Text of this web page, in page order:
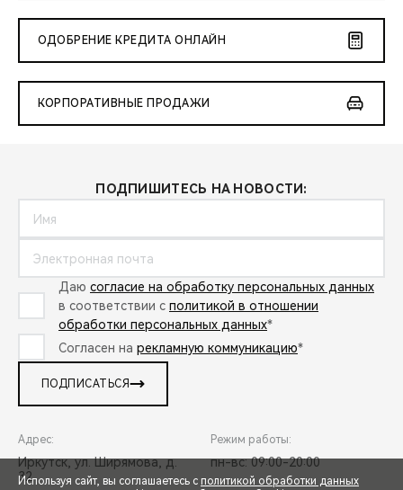
ОДОБРЕНИЕ КРЕДИТА ОНЛАЙН
КОРПОРАТИВНЫЕ ПРОДАЖИ
ПОДПИШИТЕСЬ НА НОВОСТИ:
Даю согласие на обработку персональных данных
в соответствии с политикой в отношении
обработки персональных данных*
Согласен на рекламную коммуникацию*
ПОДПИСАТЬСЯ
Адрес:
Иркутск, ул. Ширямова, д.
32
Режим работы:
пн-вс: 09:00-20:00
Используя сайт, вы соглашаетесь с политикой обработки данных